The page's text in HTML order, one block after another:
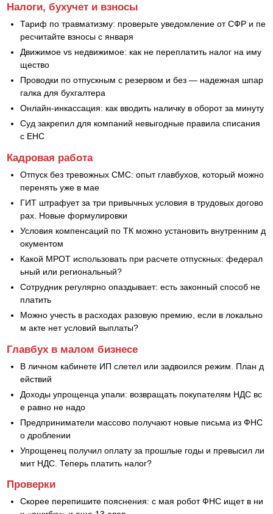
Налоги, бухучет и взносы
Тариф по травматизму: проверьте уведомление от СФР и пе
ресчитайте взносы с января
Движимое vs недвижимое: как не переплатить налог на иму
щество
Проводки по отпускным с резервом и без — надежная шпар
галка для бухгалтера
Онлайн-инкассация: как вводить наличку в оборот за минуту
Суд закрепил для компаний невыгодные правила списания
с ЕНС
Кадровая работа
Отпуск без тревожных СМС: опыт главбухов, который можно
перенять уже в мае
ГИТ штрафует за три привычных условия в трудовых догово
рах. Новые формулировки
Условия компенсаций по ТК можно установить внутренним д
окументом
Какой МРОТ использовать при расчете отпускных: федерал
ьный или региональный?
Сотрудник регулярно опаздывает: есть законный способ не
платить
Можно учесть в расходах разовую премию, если в локально
м акте нет условий выплаты?
Главбух в малом бизнесе
В личном кабинете ИП слетел или задвоился режим. План д
ействий
Доходы упрощенца упали: возвращать покупателям НДС вс
е равно не надо
Предприниматели массово получают новые письма из ФНС
о дроблении
Упрощенец получил оплату за прошлые годы и превысил ли
мит НДС. Теперь платить налог?
Проверки
Скорее перепишите пояснения: с мая робот ФНС ищет в ни